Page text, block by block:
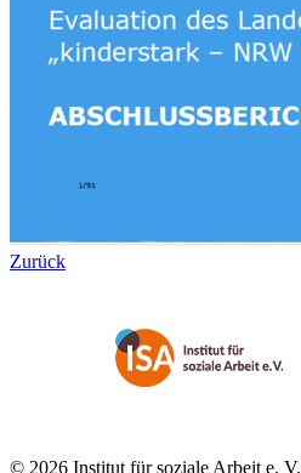
Zurück
© 2026 Institut für soziale Arbeit e. V.